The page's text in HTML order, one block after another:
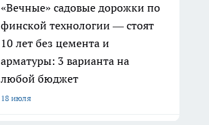
«Вечные» садовые дорожки по
финской технологии — стоят
10 лет без цемента и
арматуры: 3 варианта на
любой бюджет
18 июля